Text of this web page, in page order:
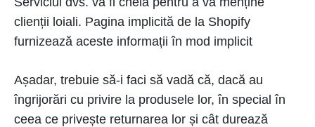
clienții loiali. Pagina implicită de la Shopify
furnizează aceste informații în mod implicit
Așadar, trebuie să-i faci să vadă că, dacă au
îngrijorări cu privire la produsele lor, în special în
ceea ce privește returnarea lor și cât durează